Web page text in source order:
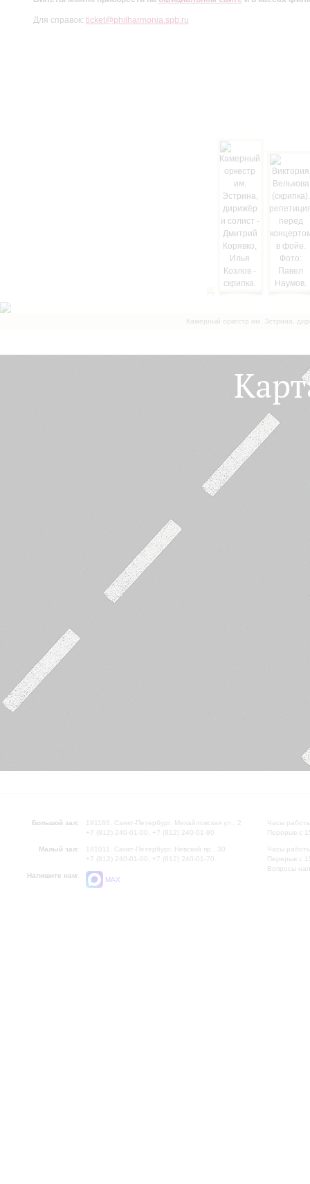
Для справок: ticket@philharmonia.spb.ru
Камерный оркестр им. Эстрина,
Большой зал:
191186, Санкт-Петербург, Михайловская ул., 2
+7 (812) 240-01-00, +7 (812) 240-01-80
Малый зал:
191011, Санкт-Петербург, Невский пр., 30
+7 (812) 240-01-00, +7 (812) 240-01-70
Напишите нам:
MAX
Часы
Перерыв с
Часы
Перерыв с
Вопросы